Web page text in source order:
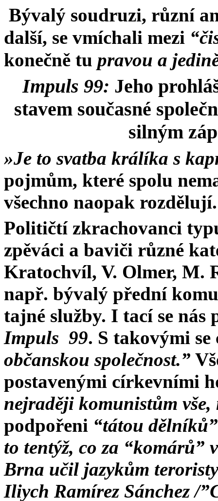
Bývalý soudruzi, různí
další, se vmíchali mezi
konečně tu pravou a
Impuls 99: Jeho
stavem současné
silným
»Je to svatba králíka s
pojmům, které spolu
všechno naopak rozdělují.
Političtí zkrachovanci
zpěváci a baviči různé
Kratochvíl, V. Olmer, M.
např. bývalý přední
tajné služby. I tací se
Impuls 99. S takovými se
občanskou společnost.”
postavenými církevními
nejraději komunistům
podpořeni “tátou dělníků”
to tentýž, co za “komárů”
Brna učil jazykům
Iliych Ramírez Sánchez /